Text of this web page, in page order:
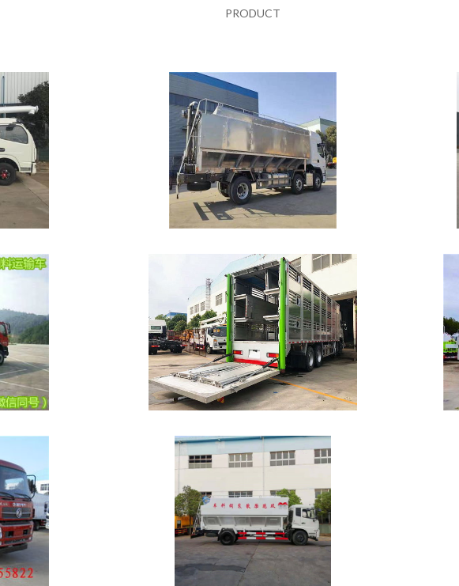
PRODUCT